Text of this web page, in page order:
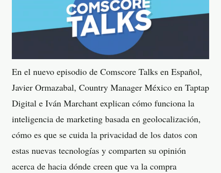
En el nuevo episodio de Comscore Talks en Español,
Javier Ormazabal, Country Manager México en Taptap
Digital e Iván Marchant explican cómo funciona la
inteligencia de marketing basada en geolocalización,
cómo es que se cuida la privacidad de los datos con
estas nuevas tecnologías y comparten su opinión
acerca de hacia dónde creen que va la compra